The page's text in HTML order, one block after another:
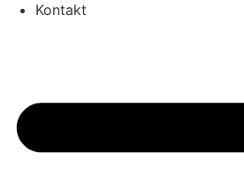
Kontakt